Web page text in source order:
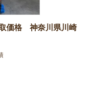
価格 神奈川県川崎